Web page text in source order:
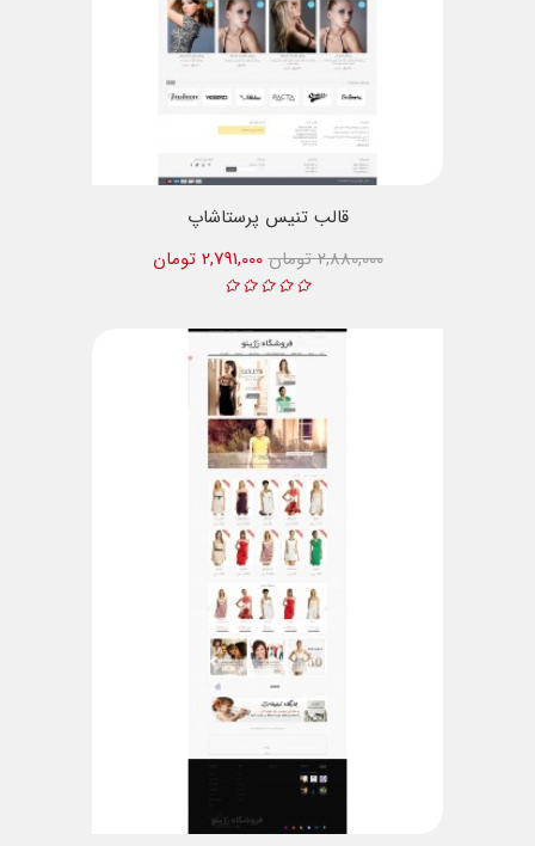
قالب تنیس پرستاشاپ
2,791,000 تومان
2,880,000 تومان